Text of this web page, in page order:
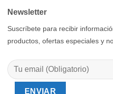
Newsletter
Suscríbete para recibir
productos, ofertas especiales y